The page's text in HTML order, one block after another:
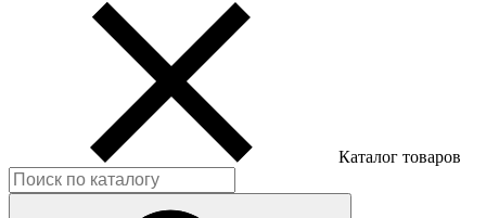
Каталог товаров